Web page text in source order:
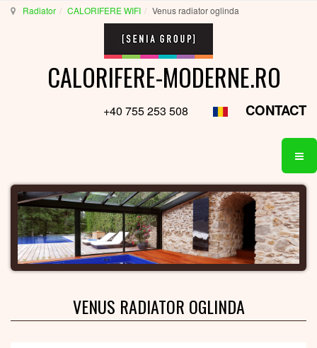
Radiator CALORIFERE WIFI Venus radiator oglinda
CALORIFERE-MODERNE.RO
+40 755 253 508 CONTACT
VENUS RADIATOR OGLINDA